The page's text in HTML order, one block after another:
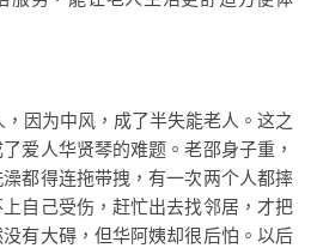
因为中风，成了半失能老人。这之
爱人华贤琴的难题。老邵身子重，
都得连拖带拽，有一次两个人都摔
自己受伤，赶忙出去找邻居，才把
有大碍，但华阿姨却很后怕。以后